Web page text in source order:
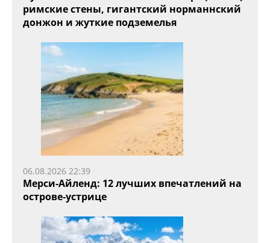
римские стены, гигантский норманнский
донжон и жуткие подземелья
06.08.2026 22:39
Мерси‑Айленд: 12 лучших впечатлений на
острове‑устрице